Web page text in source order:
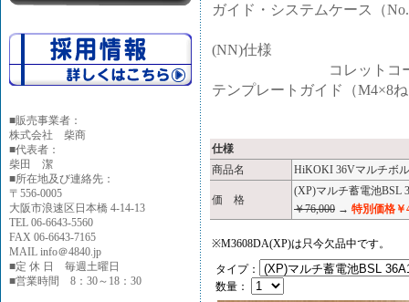
■販売事業者：
株式会社 柴商
■代表者：
柴田 潔
■所在地及び連絡先：
〒556-0005
大阪市浪速区日本橋 4-14-13
TEL 06-6643-5560
FAX 06-6643-7165
MAIL info＠4840.jp
■定 休 日 毎週土曜日
■営業時間 8：30～18：30
ガイド・システムケース（
(NN)仕様
コレットコーン（
テンプレートガイド（M4×8
仕様
商品名
HiKOKI 36Vマルチボ
価 格
(XP)マルチ蓄電池BSL
￥76,000 → 特別価格￥
※M3608DA(XP)は只今欠品中です。
タイプ：
数量：